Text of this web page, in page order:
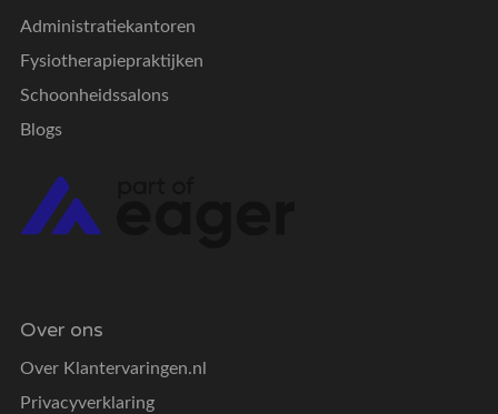
Administratiekantoren
Fysiotherapiepraktijken
Schoonheidssalons
Blogs
Over ons
Over Klantervaringen.nl
Privacyverklaring